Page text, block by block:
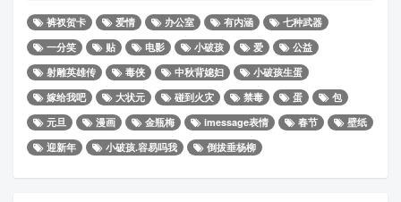
裤衩贺卡 爱情 办公室 有内涵
七种武器
一分笑
贴 电影 小破孩 爱
公益
射雕英雄传
毒侠 中秋背媳妇
小破孩生蛋
嫁给我吧
大状元 碰到火灾 禁毒 蛋
包
元旦
漫画 金瓶梅 imessage表情 春节
壁纸
迎新年
小破孩.容易吗我 倒拔垂杨柳